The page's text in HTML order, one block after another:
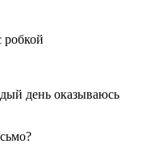
день оказываюсь